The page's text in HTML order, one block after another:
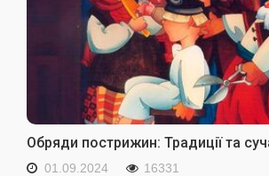
Обряди пострижин: Традиції та
01.09.2024 16331